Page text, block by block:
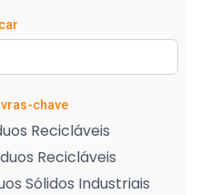
chave
Recicláveis
Recicláveis
Sólidos Industriais